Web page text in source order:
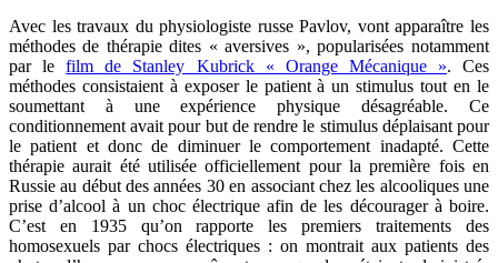
Avec les travaux du physiologiste russe Pavlov, vont apparaître les
méthodes de thérapie dites « aversives », popularisées notamment
par lefilm de Stanley Kubrick « Orange Mécanique ». Ces
méthodes consistaient à exposer le patient à un stimulus tout en le
soumettant à une expérience physique désagréable. Ce
conditionnement avait pour but de rendre le stimulus déplaisant pour
le patient et donc de diminuer le comportement inadapté. Cette
thérapie aurait été utilisée officiellement pour la première fois en
Russie au début des années 30 en associant chez les alcooliques une
prise d’alcool à un choc électrique afin de les décourager à boire.
C’est en 1935 qu’on rapporte les premiers traitements des
homosexuels par chocs électriques : on montrait aux patients des